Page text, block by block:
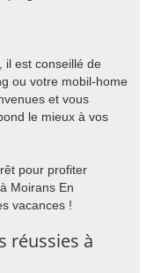
il est conseillé de
ou votre mobil-home
et vous
le mieux à vos
pour profiter
Moirans En
vacances !
réussies à